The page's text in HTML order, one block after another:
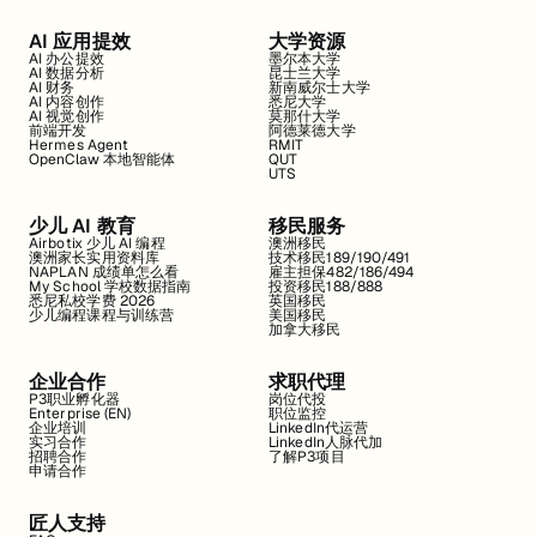
AI 应用提效
AI 办公提效
AI 数据分析
AI 财务
AI 内容创作
AI 视觉创作
前端开发
Hermes Agent
OpenClaw 本地智能体
大学资源
墨尔本大学
昆士兰大学
新南威尔士大学
悉尼大学
莫那什大学
阿德莱德大学
RMIT
QUT
UTS
少儿 AI 教育
Airbotix 少儿 AI 编程
澳洲家长实用资料库
NAPLAN 成绩单怎么看
My School 学校数据指南
悉尼私校学费 2026
少儿编程课程与训练营
移民服务
澳洲移民
技术移民189/190/491
雇主担保482/186/494
投资移民188/888
英国移民
美国移民
加拿大移民
企业合作
P3职业孵化器
Enterprise (EN)
企业培训
实习合作
招聘合作
申请合作
求职代理
岗位代投
职位监控
LinkedIn代运营
LinkedIn人脉代加
了解P3项目
匠人支持